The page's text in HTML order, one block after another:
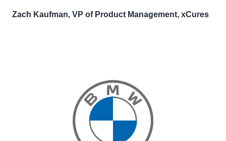
Zach Kaufman, VP of Product Management, xCures